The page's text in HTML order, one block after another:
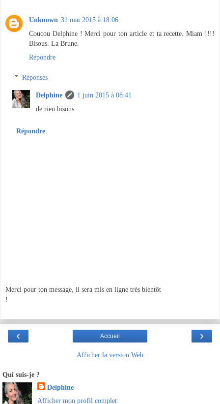
Unknown 31 mai 2015 à 18:06
Coucou Delphine ! Merci pour ton article et ta recette. Miam !!!!
Bisous. La Brune.
Répondre
Réponses
Delphine
1 juin 2015 à 08:41
de rien bisous
Répondre
Merci pour ton message, il sera mis en ligne très bientôt
!
‹ ›
Accueil
Afficher la version Web
Qui suis-je ?
Delphine
Afficher mon profil complet